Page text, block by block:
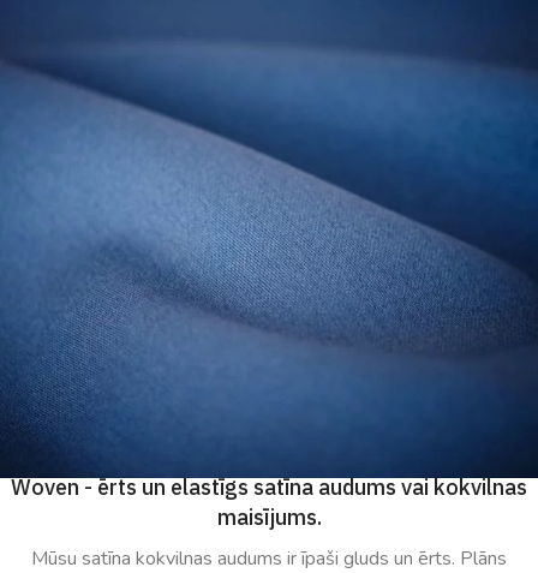
Woven - ērts un elastīgs satīna audums vai kokvilnas
maisījums.
Mūsu satīna kokvilnas audums ir īpaši gluds un ērts. Plāns